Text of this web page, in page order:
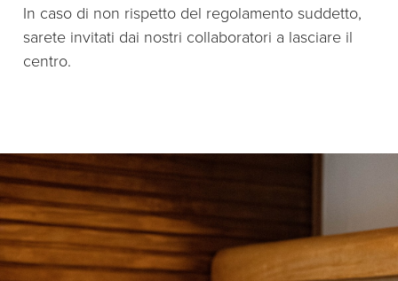
In caso di non rispetto del regolamento suddetto,
sarete invitati dai nostri collaboratori a lasciare il
centro.